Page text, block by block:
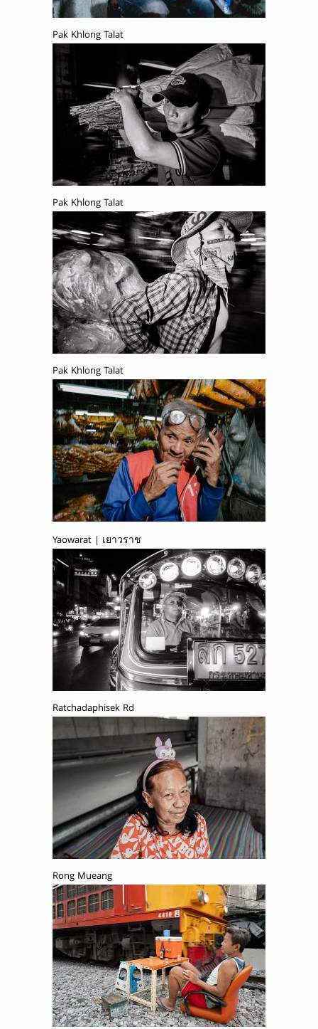
Pak Khlong Talat
Pak Khlong Talat
Pak Khlong Talat
Yaowarat | เยาวราช
Ratchadaphisek Rd
Rong Mueang